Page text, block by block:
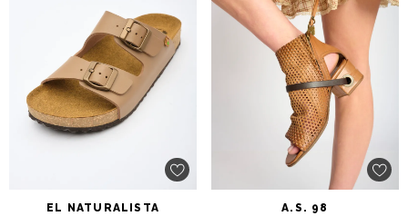
A.S. 98
EL NATURALISTA